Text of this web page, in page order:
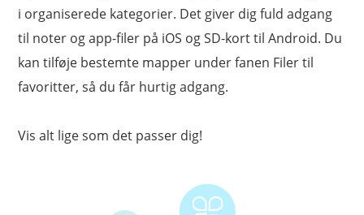
i organiserede kategorier. Det giver dig fuld adgang
til noter og app-filer på iOS og SD-kort til Android. Du
kan tilføje bestemte mapper under fanen Filer til
favoritter, så du får hurtig adgang.
Vis alt lige som det passer dig!